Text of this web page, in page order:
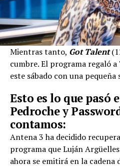
Mientras tanto, Got Talent
cumbre. El programa regaló
este sábado con una
Esto es lo que pasó
Pedroche y
contamos:
Antena 3 ha decidido
programa que Luján
ahora se emitirá en la